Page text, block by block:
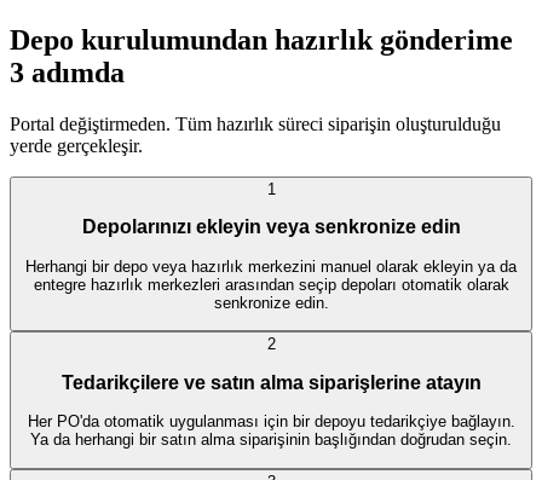
Depo kurulumundan hazırlık gönderime
3 adımda
Portal değiştirmeden. Tüm hazırlık süreci siparişin oluşturulduğu
yerde gerçekleşir.
1
Depolarınızı ekleyin veya senkronize edin
Herhangi bir depo veya hazırlık merkezini manuel olarak ekleyin ya da
entegre hazırlık merkezleri arasından seçip depoları otomatik olarak
senkronize edin.
2
Tedarikçilere ve satın alma siparişlerine atayın
Her PO'da otomatik uygulanması için bir depoyu tedarikçiye bağlayın.
Ya da herhangi bir satın alma siparişinin başlığından doğrudan seçin.